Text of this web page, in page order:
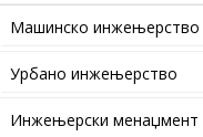
Машинско инжењерство
Урбано инжењерство
Инжењерски менаџмент